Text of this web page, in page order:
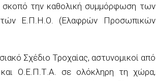
σκοπό την καθολική συμμόρφωση των
Ε.Π.Η.Ο. (Ελαφρών Προσωπικών
Σχέδιο Τροχαίας, αστυνομικοί από
Ο.Ε.Π.Τ.Α. σε ολόκληρη τη χώρα,